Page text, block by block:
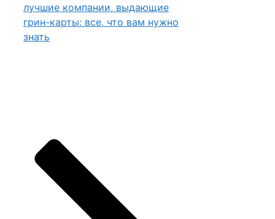
лучшие компании, выдающие
грин-карты: все, что вам нужно
знать